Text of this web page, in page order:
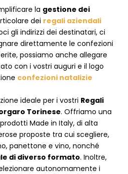
la gestione dei
dei regali aziendali
gli indirizzi dei destinatari, ci
direttamente le confezioni
possiamo anche allegare
con i vostri auguri e il logo
confezioni natalizie
ideale per i vostri Regali
Torinese. Offriamo una
Made in Italy, di alta
proposte tra cui scegliere,
panettone e vino, nonché
di diverso formato. Inoltre,
autonomamente i